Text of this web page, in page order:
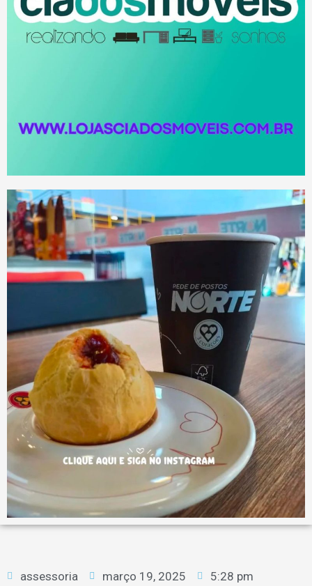
assessoria março 19, 2025 5:28 pm